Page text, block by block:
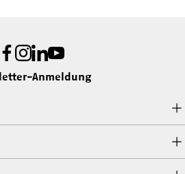
Facebook
Instagram
LinkedIn
Youtube
Anmeldung